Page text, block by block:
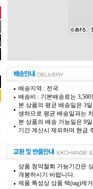
배송지역 : 전국
배송비 : 기본배송료는
본 상품의 평균 배송일은 3
생하므로 평균 배송일과는
본 상품의 배송 가능일은 9
기간 계산시 제외하며 현금
상품 청약철회 가능기간은
개봉하시기 바랍니다.
제품 특성상 상품 택(tag)제